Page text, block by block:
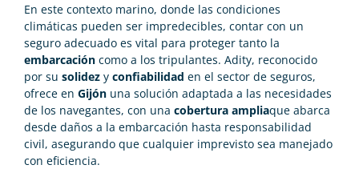
En este contexto marino, donde las condiciones
climáticas pueden ser impredecibles, contar con un
seguro adecuado es vital para proteger tanto la
embarcación como a los tripulantes. Adity, reconocido
por su solidez y confiabilidad en el sector de seguros,
ofrece en Gijón una solución adaptada a las necesidades
de los navegantes, con una cobertura ampliaque abarca
desde daños a la embarcación hasta responsabilidad
civil, asegurando que cualquier imprevisto sea manejado
con eficiencia.